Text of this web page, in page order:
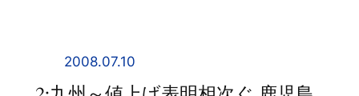
2008.07.10